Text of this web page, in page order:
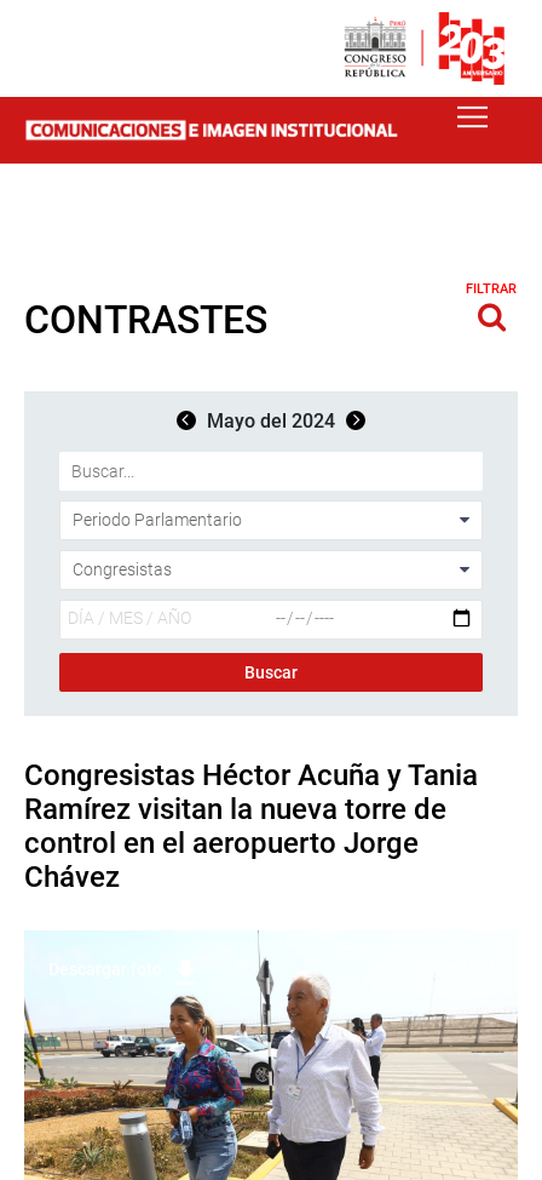
CONTRASTES
FILTRAR
Mayo del 2024
Congresistas Héctor Acuña y Tania
Ramírez visitan la nueva torre de
control en el aeropuerto Jorge
Chávez